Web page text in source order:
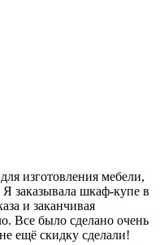
изготовления мебели,
заказывала шкаф-купе в
и заканчивая
Все было сделано очень
ещё скидку сделали!